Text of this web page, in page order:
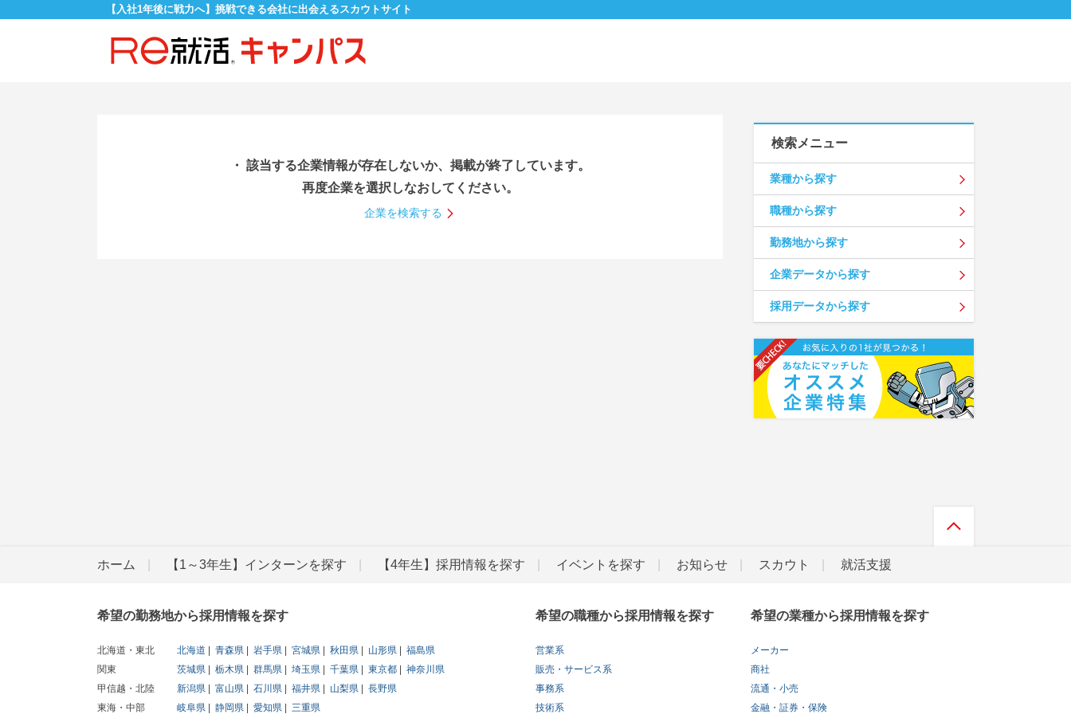
【入社1年後に戦力へ】挑戦できる会社に出会えるスカウトサイト
・ 該当する企業情報が存在しないか、掲載が終了しています。
再度企業を選択しなおしてください。
企業を検索する
検索メニュー
業種から探す
職種から探す
勤務地から探す
企業データから探す
採用データから探す
ホーム 【1～3年生】インターンを探す 【4年生】採用情報を探す イベントを探す お知らせ スカウト 就活支援
希望の勤務地から採用情報を探す
北海道・東北 北海道 青森県 岩手県 宮城県 秋田県 山形県
福島県
関東
茨城県 栃木県 群馬県 埼玉県 千葉県 東京都
神奈川県
甲信越・北陸
新潟県 富山県 石川県 福井県 山梨県
長野県
東海・中部
岐阜県 静岡県 愛知県 三重県
希望の職種から採用情報を探す
営業系
販売・サービス系
事務系
技術系
希望の業種から採用情報を探す
メーカー
商社
流通・小売
金融・証券・保険